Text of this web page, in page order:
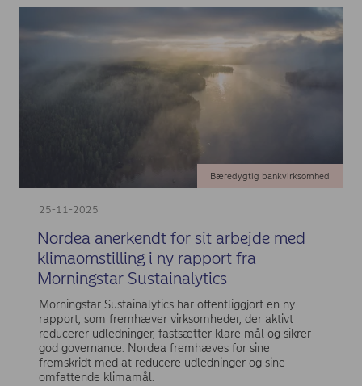
25-11-2025
Bæredygtig bankvirksomhed
Nordea anerkendt for sit arbejde med
klimaomstilling i ny rapport fra
Morningstar Sustainalytics
Morningstar Sustainalytics har offentliggjort en ny
rapport, som fremhæver virksomheder, der aktivt
reducerer udledninger, fastsætter klare mål og sikrer
god governance. Nordea fremhæves for sine
fremskridt med at reducere udledninger og sine
omfattende klimamål.